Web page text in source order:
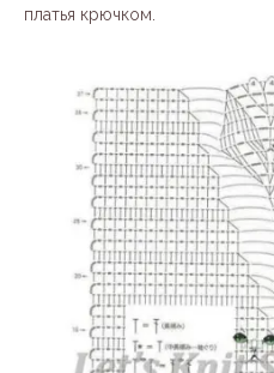
платья крючком.